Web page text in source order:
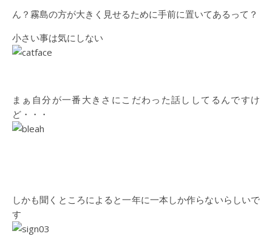
ん？霧島の方が大きく見せるために手前に置いてあるって？
小さい事は気にしない
まぁ自分が一番大きさにこだわった話ししてるんですけ
ど・・・
しかも聞くところによると一年に一本しか作らないらしいで
す